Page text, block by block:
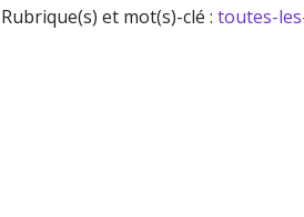
Rubrique(s) et mot(s)-clé :toutes-